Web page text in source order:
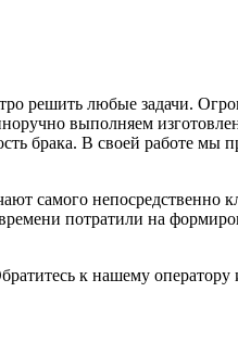
решить любые задачи.
выполняем
брака. В своей работе
самого непосредственно
потратили на
к нашему оператору